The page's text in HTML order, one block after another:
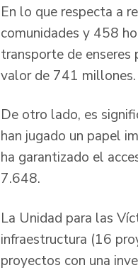
En lo que respecta a
comunidades y 458
transporte de
valor de 741 millones.
De otro lado, es
han jugado un papel
ha garantizado el
7.648.
La Unidad para las
infraestructura (16
proyectos con una